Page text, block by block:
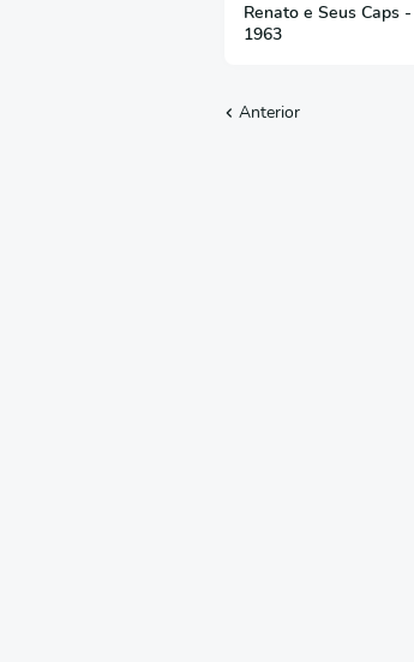
Renato e Seus Caps -
1963
Anterior